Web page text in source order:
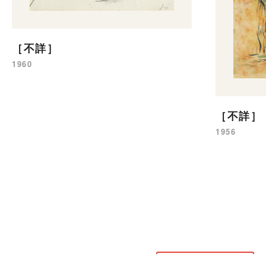
［不詳］
1960
［不詳］
1956